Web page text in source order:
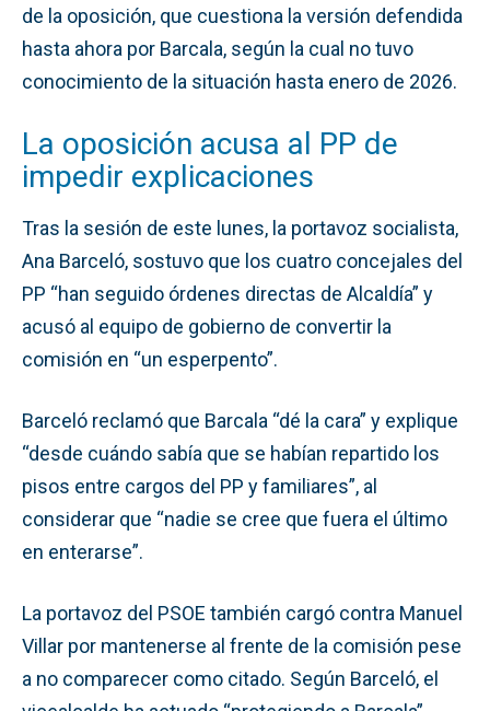
de la oposición, que cuestiona la versión defendida
hasta ahora por Barcala, según la cual no tuvo
conocimiento de la situación hasta enero de 2026.
La oposición acusa al PP de
impedir explicaciones
Tras la sesión de este lunes, la portavoz socialista,
Ana Barceló, sostuvo que los cuatro concejales del
PP “han seguido órdenes directas de Alcaldía” y
acusó al equipo de gobierno de convertir la
comisión en “un esperpento”.
Barceló reclamó que Barcala “dé la cara” y explique
“desde cuándo sabía que se habían repartido los
pisos entre cargos del PP y familiares”, al
considerar que “nadie se cree que fuera el último
en enterarse”.
La portavoz del PSOE también cargó contra Manuel
Villar por mantenerse al frente de la comisión pese
a no comparecer como citado. Según Barceló, el